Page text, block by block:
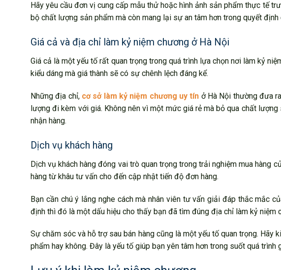
Hãy yêu cầu đơn vị cung cấp mẫu thử hoặc hình ảnh sản phẩm thực tế
bộ chất lượng sản phẩm mà còn mang lại sự an tâm hơn trong quyết định
Giá cả và địa chỉ làm kỷ niệm chương ở Hà Nội
Giá cả là một yếu tố rất quan trọng trong quá trình lựa chọn nơi làm kỷ
kiểu dáng mà giá thành sẽ có sự chênh lệch đáng kể.
Những địa chỉ, cơ sở làm kỷ niệm chương uy tín ở Hà Nội thường đưa
lượng đi kèm với giá. Không nên vì một mức giá rẻ mà bỏ qua chất
nhận hàng.
Dịch vụ khách hàng
Dịch vụ khách hàng đóng vai trò quan trọng trong trải nghiệm mua hàng
hàng từ khâu tư vấn cho đến cập nhật tiến độ đơn hàng.
Bạn cần chú ý lắng nghe cách mà nhân viên tư vấn giải đáp thắc mắc
định thì đó là một dấu hiệu cho thấy bạn đã tìm đúng địa chỉ làm kỷ niệm
Sự chăm sóc và hỗ trợ sau bán hàng cũng là một yếu tố quan trọng.
phẩm hay không. Đây là yếu tố giúp bạn yên tâm hơn trong suốt quá trình